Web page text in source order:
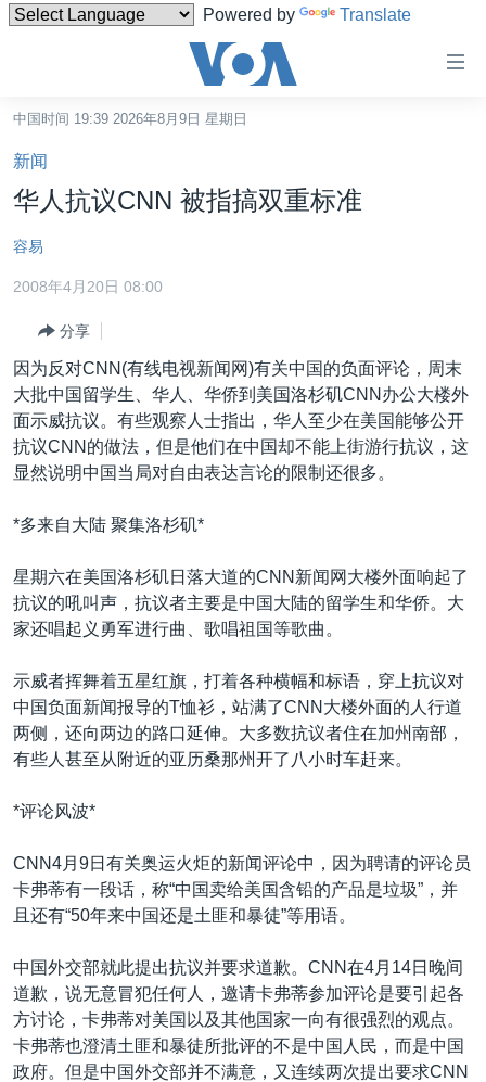
Powered by Translate
碍
链
接
跳
转
内
转
到
导
航
跳
到
索
中国
台湾
港澳
国际
最新国际新闻
印太
中东
非洲
美洲
全球议题
分类新闻
经济·金融·贸易
人权·法律·宗教
军事
劳工
环境
美中关系
热点专题
国会报道
美中关系
美国建国250周年
美国之音专访
重要讲话与声明
台海两岸关系
南中国海争端
关注新疆
GEN Z 看美国
VOA今日焦点
中文广播
关注我们
中国时间 19:39 2026年8月9日 星期日
新闻
华人抗议CNN 被指搞双重标准
容易
2008年4月20日 08:00
分享
因为反对CNN(有线电视新闻网)有关中国的负面评论，周末
大批中国留学生、华人、华侨到美国洛杉矶CNN办公大楼外
面示威抗议。有些观察人士指出，华人至少在美国能够公开
抗议CNN的做法，但是他们在中国却不能上街游行抗议，这
显然说明中国当局对自由表达言论的限制还很多。
*多来自大陆 聚集洛杉矶*
星期六在美国洛杉矶日落大道的CNN新闻网大楼外面响起了
抗议的吼叫声，抗议者主要是中国大陆的留学生和华侨。大
家还唱起义勇军进行曲、歌唱祖国等歌曲。
示威者挥舞着五星红旗，打着各种横幅和标语，穿上抗议对
中国负面新闻报导的T恤衫，站满了CNN大楼外面的人行道
两侧，还向两边的路口延伸。大多数抗议者住在加州南部，
有些人甚至从附近的亚历桑那州开了八小时车赶来。
*评论风波*
CNN4月9日有关奥运火炬的新闻评论中，因为聘请的评论员
卡弗蒂有一段话，称“中国卖给美国含铅的产品是垃圾”，并
且还有“50年来中国还是土匪和暴徒”等用语。
中国外交部就此提出抗议并要求道歉。CNN在4月14日晚间
道歉，说无意冒犯任何人，邀请卡弗蒂参加评论是要引起各
方讨论，卡弗蒂对美国以及其他国家一向有很强烈的观点。
卡弗蒂也澄清土匪和暴徒所批评的不是中国人民，而是中国
政府。但是中国外交部并不满意，又连续两次提出要求CNN